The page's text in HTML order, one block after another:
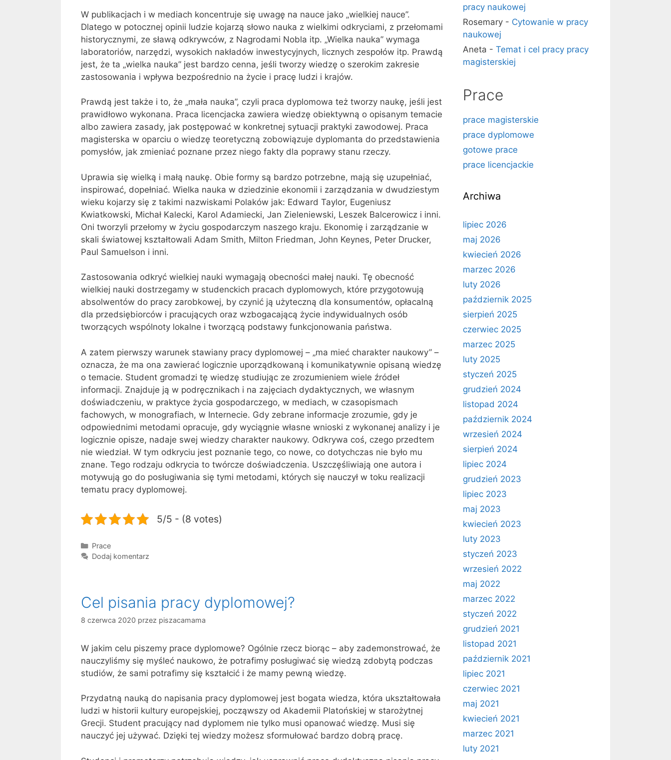
W publikacjach i w mediach koncentruje się uwagę na nauce jako „wielkiej nauce”.
Dlatego w potocznej opinii ludzie kojarzą słowo nauka z wielkimi od­kryciami, z przełomami
historycznymi, ze sławą odkrywców, z Nagrodami Nobla itp. „Wielka nauka” wymaga
laboratoriów, narzędzi, wysokich nakładów in­westycyjnych, licznych zespołów itp. Prawdą
jest, że ta „wielka nauka” jest bardzo cenna, jeśli tworzy wiedzę o szerokim zakresie
zastosowania i wpływa bezpośrednio na życie i pracę ludzi i krajów.
Prawdą jest także i to, że „mała nauka”, czyli praca dyplomowa też tworzy naukę, jeśli jest
prawidłowo wykonana. Praca licencjacka zawiera wiedzę obiektywną o opisanym temacie
albo zawiera zasady, jak postępować w konkretnej sytuacji praktyki zawodowej. Praca
magisterska w oparciu o wiedzę teoretyczną zobowiązuje dyploman­ta do przedstawienia
pomysłów, jak zmieniać poznane przez niego fakty dla poprawy stanu rzeczy.
Uprawia się wielką i małą naukę. Obie formy są bardzo potrzebne, mają się uzupełniać,
inspirować, dopełniać. Wielka nauka w dziedzinie ekonomii i zarządzania w dwudziestym
wieku kojarzy się z takimi nazwiskami Polaków jak: Edward Taylor, Eugeniusz
Kwiatkowski, Michał Kalecki, Karol Adamiecki, Jan Zieleniewski, Leszek Balcerowicz i inni.
Oni tworzyli przełomy w życiu gospodarczym naszego kraju. Ekonomię i zarządzanie w
skali światowej kształ­towali Adam Smith, Milton Friedman, John Keynes, Peter Drucker,
Paul Samuelson i inni.
Zastosowania odkryć wielkiej nauki wymagają obecności małej nauki. Tę obecność
wielkiej nauki dostrzegamy w studenckich pracach dyplomowych, które przygotowują
absolwentów do pracy zarobkowej, by czynić ją użyteczną dla konsumentów, opłacalną
dla przedsiębiorców i pracujących oraz wzboga­cającą życie indywidualnych osób
tworzących wspólnoty lokalne i tworzącą podstawy funkcjonowania państwa.
A zatem pierwszy warunek stawiany pracy dyplomowej – „ma mieć cha­rakter naukowy” –
oznacza, że ma ona zawierać logicznie uporządkowaną i komunikatywnie opisaną wiedzę
o temacie. Student gromadzi tę wiedzę stu­diując ze zrozumieniem wiele źródeł
informacji. Znajduje ją w podręcznikach i na zajęciach dydaktycznych, we własnym
doświadczeniu, w praktyce życia gospodarczego, w mediach, w czasopismach
fachowych, w monografiach, w Internecie. Gdy zebrane informacje zrozumie, gdy je
odpowiednimi metodami opracuje, gdy wyciągnie własne wnioski z wykonanej analizy i je
logicznie opi­sze, nadaje swej wiedzy charakter naukowy. Odkrywa coś, czego przed­tem
nie wiedział. W tym odkryciu jest poznanie tego, co nowe, co dotych­czas nie było mu
znane. Tego rodzaju odkrycia to twórcze doświadczenia. Uszczęśliwiają one autora i
motywują go do posługiwania się tymi metodami, których się nauczył w toku realizacji
tematu pracy dyplomowej.
5/5 - (8 votes)
Kategorie
Prace
Dodaj komentarz
Cel pisania pracy dyplomowej?
8 czerwca 2020 przez piszacamama
W jakim celu piszemy prace dyplomowe? Ogólnie rzecz biorąc – aby zademonstrować, że
nauczyliśmy się myśleć naukowo, że potrafimy posługiwać się wiedzą zdobytą podczas
studiów, że sami potrafimy się kształcić i że mamy pewną wiedzę.
Przydatną nauką do napisania pracy dyplomowej jest bogata wiedza, która ukształtowała
ludzi w historii kultury europejskiej, począwszy od Akademii Platońskiej w starożytnej
Grecji. Student pracujący nad dyplomem nie tylko musi opanować wiedzę. Musi się
nauczyć jej używać. Dzięki tej wiedzy możesz sformułować bardzo dobrą pracę.
pracy naukowej
Rosemary - Cytowanie w pracy
naukowej
Aneta - Temat i cel pracy pracy
magisterskiej
Prace
prace magisterskie
prace dyplomowe
gotowe prace
prace licencjackie
Archiwa
lipiec 2026
maj 2026
kwiecień 2026
marzec 2026
luty 2026
październik 2025
sierpień 2025
czerwiec 2025
marzec 2025
luty 2025
styczeń 2025
grudzień 2024
listopad 2024
październik 2024
wrzesień 2024
sierpień 2024
lipiec 2024
grudzień 2023
lipiec 2023
maj 2023
kwiecień 2023
luty 2023
styczeń 2023
wrzesień 2022
maj 2022
marzec 2022
styczeń 2022
grudzień 2021
listopad 2021
październik 2021
lipiec 2021
czerwiec 2021
maj 2021
kwiecień 2021
marzec 2021
luty 2021